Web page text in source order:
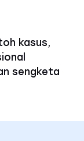
kasus,
sengketa